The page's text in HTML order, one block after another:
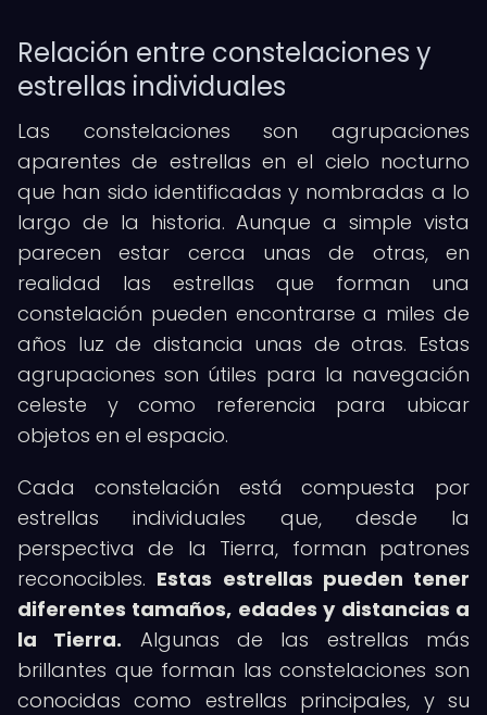
Relación entre constelaciones y
estrellas individuales
Las constelaciones son agrupaciones
aparentes de estrellas en el cielo nocturno
que han sido identificadas y nombradas a lo
largo de la historia. Aunque a simple vista
parecen estar cerca unas de otras, en
realidad las estrellas que forman una
constelación pueden encontrarse a miles de
años luz de distancia unas de otras. Estas
agrupaciones son útiles para la navegación
celeste y como referencia para ubicar
objetos en el espacio.
Cada constelación está compuesta por
estrellas individuales que, desde la
perspectiva de la Tierra, forman patrones
reconocibles. Estas estrellas pueden tener
diferentes tamaños, edades y distancias a
la Tierra. Algunas de las estrellas más
brillantes que forman las constelaciones son
conocidas como estrellas principales, y su